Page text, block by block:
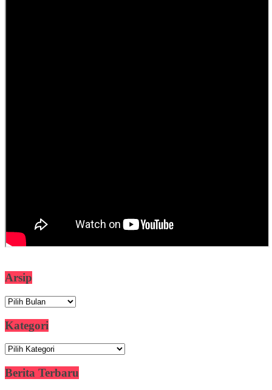
Arsip
Arsip
Kategori
Kategori
Berita Terbaru